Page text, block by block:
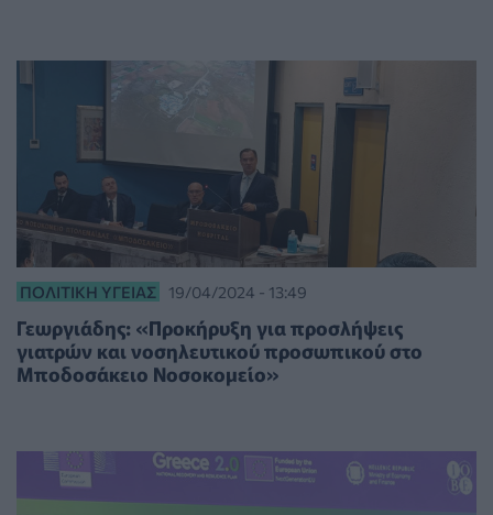
ΠΟΛΙΤΙΚΉ ΥΓΕΊΑΣ 19/04/2024 - 13:49
Γεωργιάδης: «Προκήρυξη για προσλήψεις
γιατρών και νοσηλευτικού προσωπικού στο
Μποδοσάκειο Νοσοκομείο»